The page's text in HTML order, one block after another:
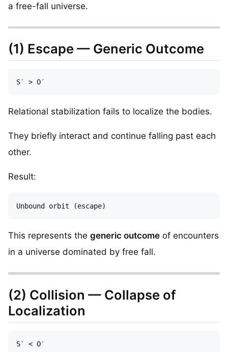
a free-fall universe.
(1) Escape — Generic Outcome
Relational stabilization fails to localize the bodies.
They briefly interact and continue falling past each
other.
Result:
This represents the generic outcome of encounters
in a universe dominated by free fall.
(2) Collision — Collapse of
Localization